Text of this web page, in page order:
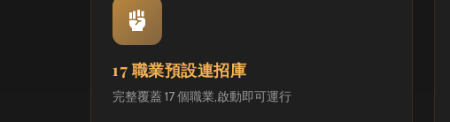
17 職業預設連招庫
完整覆蓋 17 個職業,啟動即可運行